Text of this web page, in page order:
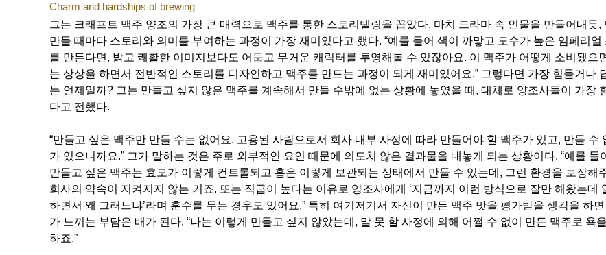
Charm and hardships of brewing
그는 크래프트 맥주 양조의 가장 큰 매력으로 맥주를 통한 스토리텔링을 꼽았다. 마치 드라마 속 인물을 만들어내듯,
만들 때마다 스토리와 의미를 부여하는 과정이 가장 재미있다고 했다. “예를 들어 색이 까맣고 도수가 높은 임페리얼
를 만든다면, 밝고 쾌활한 이미지보다도 어둡고 무거운 캐릭터를 투영해볼 수 있잖아요. 이 맥주가 어떻게 소비됐으
는 상상을 하면서 전반적인 스토리를 디자인하고 맥주를 만드는 과정이 되게 재미있어요.” 그렇다면 가장 힘들거나
는 언제일까? 그는 만들고 싶지 않은 맥주를 계속해서 만들 수밖에 없는 상황에 놓였을 때, 대체로 양조사들이 가장
다고 전했다.
“만들고 싶은 맥주만 만들 수는 없어요. 고용된 사람으로서 회사 내부 사정에 따라 만들어야 할 맥주가 있고, 만들 수
가 있으니까요.” 그가 말하는 것은 주로 외부적인 요인 때문에 의도치 않은 결과물을 내놓게 되는 상황이다. “예를 들
만들고 싶은 맥주는 효모가 이렇게 컨트롤되고 홉은 이렇게 보관되는 상태에서 만들 수 있는데, 그런 환경을 보장해
회사의 약속이 지켜지지 않는 거죠. 또는 직급이 높다는 이유로 양조사에게 ‘지금까지 이런 방식으로 잘만 해왔는데
하면서 왜 그러느냐’라며 훈수를 두는 경우도 있어요.” 특히 여기저기서 자신이 만든 맥주 맛을 평가받을 생각을 하
가 느끼는 부담은 배가 된다. “나는 이렇게 만들고 싶지 않았는데, 말 못 할 사정에 의해 어쩔 수 없이 만든 맥주로 욕
하죠.”